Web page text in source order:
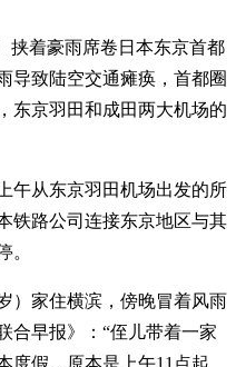
挟着豪雨席卷日本东京首都
导致陆空交通瘫痪，首都圈
东京羽田和成田两大机场的
午从东京羽田机场出发的所
铁路公司连接东京地区与其
。
）家住横滨，傍晚冒着风雨
合早报》：“侄儿带着一家
度假，原本是上午11点起